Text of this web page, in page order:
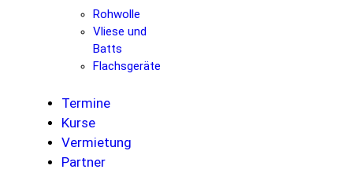
Rohwolle
Vliese und
Batts
Flachsgeräte
Termine
Kurse
Vermietung
Partner